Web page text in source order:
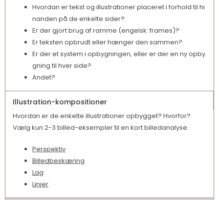
Hvordan er tekst og illustrationer placeret i forhold til hi
nanden på de enkelte sider?
Er der gjort brug af ramme (engelsk: frames)?
Er teksten opbrudt eller hænger den sammen?
Er der et system i opbygningen, eller er der en ny opby
gning til hver side?
Andet?
Illustration-kompositioner
Hvordan er de enkelte illustrationer opbygget? Hvorfor?
Vælg kun 2-3 billed-eksempler til en kort billedanalyse.
Perspektiv
Billedbeskæring
Lag
Linjer